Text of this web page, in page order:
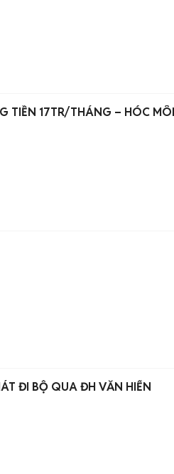
TIỀN 17TR/THÁNG – HÓC
ĐI BỘ QUA ĐH VĂN HIẾN